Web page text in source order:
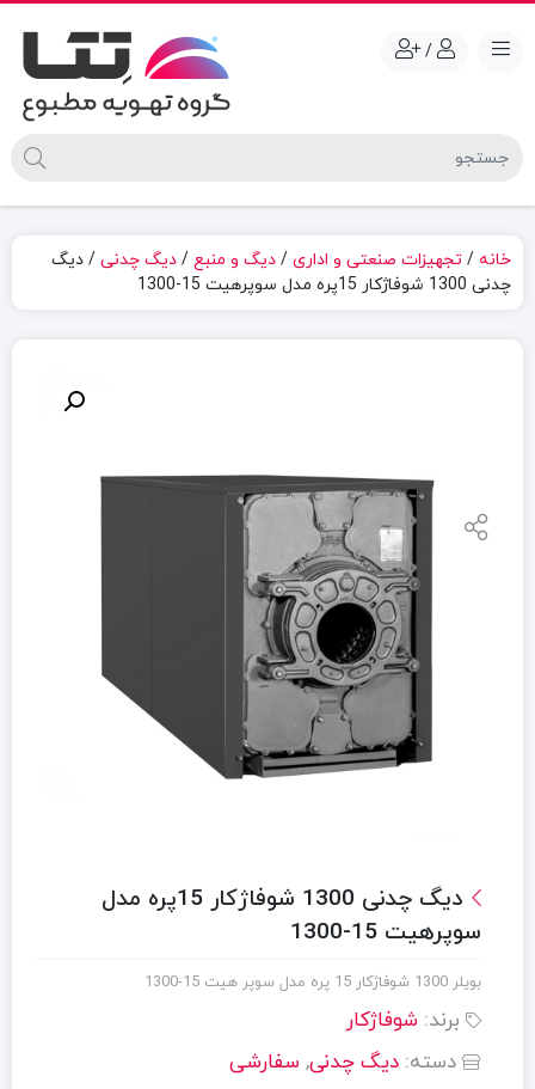
/
خانه / تجهیزات صنعتی و اداری / دیگ و منبع / دیگ چدنی / دیگ
چدنی 1300 شوفاژکار 15پره مدل سوپرهیت 15-1300
دیگ چدنی 1300 شوفاژکار 15پره مدل
سوپرهیت 15-1300
بویلر 1300 شوفاژکار 15 پره مدل سوپر هیت 15-1300
برند: شوفاژکار
دسته: دیگ چدنی, سفارشی